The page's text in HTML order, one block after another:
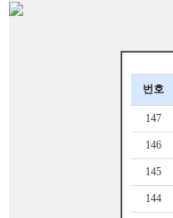
번호
147
146
145
144